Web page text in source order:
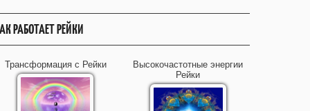
РАБОТАЕТ РЕЙКИ
Трансформация с Рейки
Высокочастотные энергии
Рейки